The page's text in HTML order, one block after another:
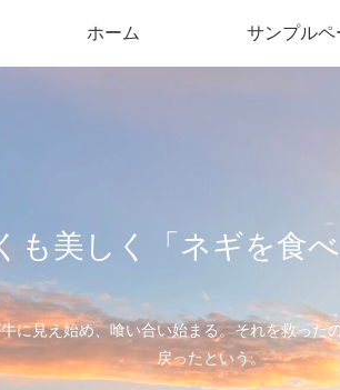
も美しく「ネギを食べ
に見え始め、喰い合い始まる。それを救っ
戻ったという。
ホーム サンプルペ